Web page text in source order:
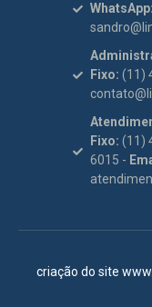
WhatsApp:
Fixo: (11)
Fixo: (11)
6015 -
criação do site